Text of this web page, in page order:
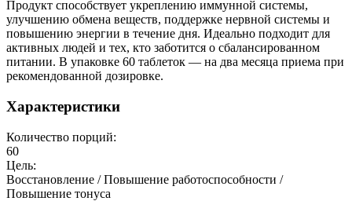
Продукт способствует укреплению иммунной системы,
улучшению обмена веществ, поддержке нервной системы и
повышению энергии в течение дня. Идеально подходит для
активных людей и тех, кто заботится о сбалансированном
питании. В упаковке 60 таблеток — на два месяца приема при
рекомендованной дозировке.
Характеристики
Количество порций:
60
Цель:
Восстановление / Повышение работоспособности /
Повышение тонуса